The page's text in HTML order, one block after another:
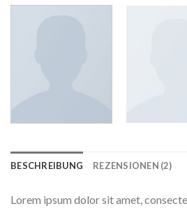
BESCHREIBUNG REZENSIONEN (2)
Lorem ipsum dolor sit amet,